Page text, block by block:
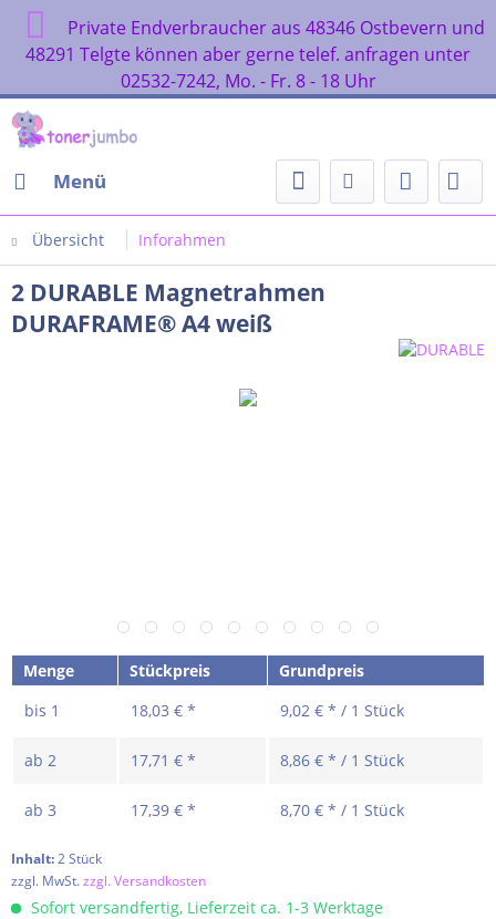
Private Endverbraucher aus 48346 Ostbevern und
48291 Telgte können aber gerne telef. anfragen unter
02532-7242, Mo. - Fr. 8 - 18 Uhr
Menü
Übersicht Inforahmen
2 DURABLE Magnetrahmen
DURAFRAME® A4 weiß
Menge Stückpreis
Grundpreis
bis 1 18,03 € * 9,02 € * / 1 Stück
ab 2 17,71 € * 8,86 € * / 1 Stück
ab 3 17,39 € * 8,70 € * / 1 Stück
Inhalt:2 Stück
zzgl. MwSt.zzgl. Versandkosten
Sofort versandfertig, Lieferzeit ca. 1-3 Werktage